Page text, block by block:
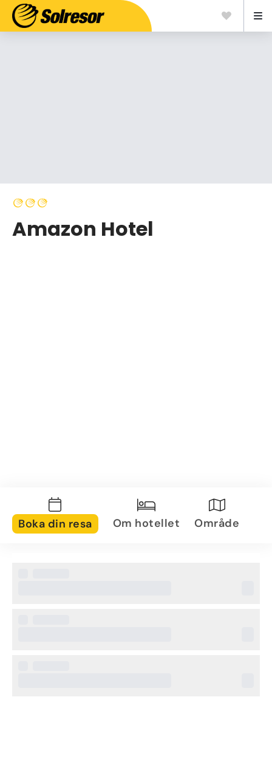
Amazon Hotel
Boka din resa Om hotellet Område